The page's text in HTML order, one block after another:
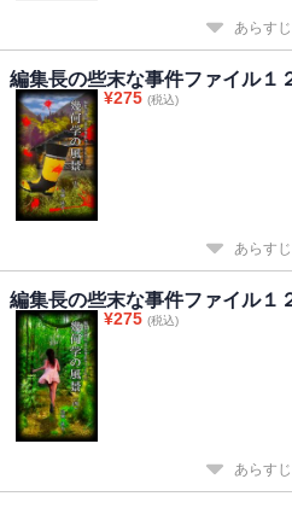
あらす
編集長の些末な事件ファイル１
¥275 (税込)
あらす
編集長の些末な事件ファイル１
¥275 (税込)
あらす